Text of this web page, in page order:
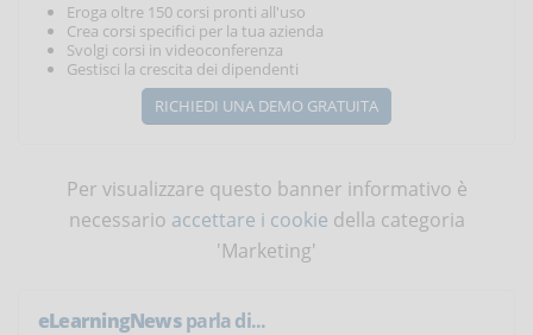
Eroga oltre 150 corsi pronti all'uso
Crea corsi specifici per la tua azienda
Svolgi corsi in videoconferenza
Gestisci la crescita dei dipendenti
RICHIEDI UNA DEMO GRATUITA
Per visualizzare questo banner informativo è
necessario accettare i cookie della categoria
'Marketing'
eLearningNewsparla di...